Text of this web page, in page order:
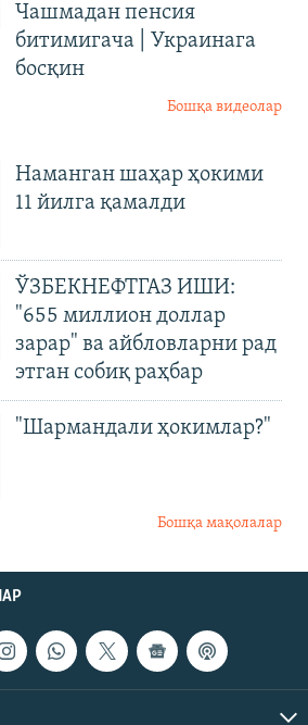
Чашмадан пенсия
битимигача | Украинага
босқин
Бошқа видеолар
Наманган шаҳар ҳокими
11 йилга қамалди
ЎЗБЕКНЕФТГАЗ ИШИ:
"655 миллион доллар
зарар" ва айбловларни рад
этган собиқ раҳбар
"Шармандали ҳокимлар?"
Бошқа мақолалар